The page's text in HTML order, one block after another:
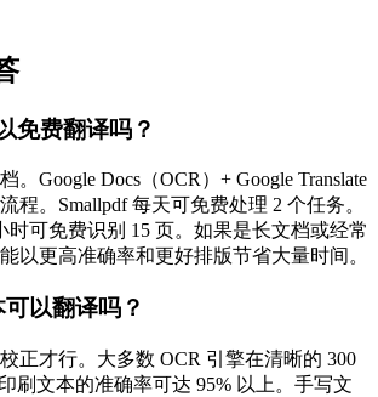
免费翻译吗？
。Google Docs（OCR）+ Google Translate
程。Smallpdf 每天可免费处理 2 个任务。
时可免费识别 15 页。如果是长文档或经常
以更高准确率和更好排版节省大量时间。
以翻译吗？
正才行。大多数 OCR 引擎在清晰的 300
刷文本的准确率可达 95% 以上。手写文